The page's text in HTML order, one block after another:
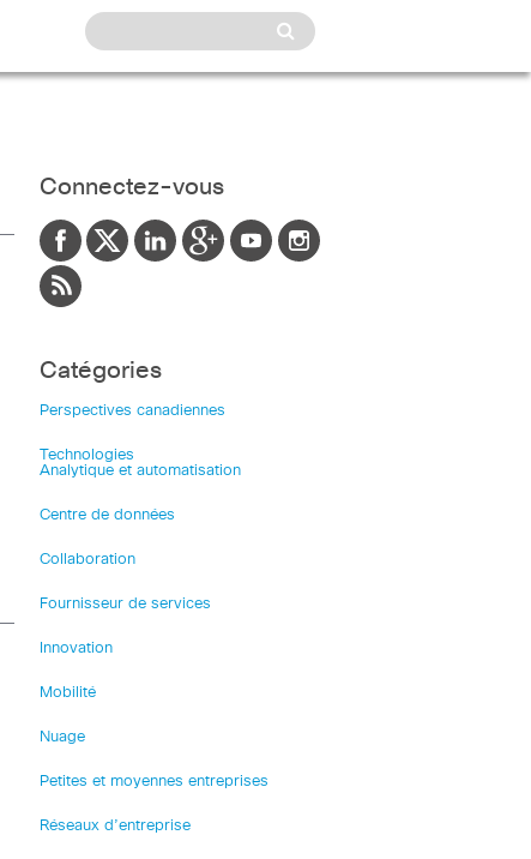
Connectez-vous
Catégories
Perspectives canadiennes
Technologies
Analytique et automatisation
Centre de données
Collaboration
Fournisseur de services
Innovation
Mobilité
Nuage
Petites et moyennes entreprises
Réseaux d’entreprise